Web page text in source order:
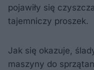
pojawiły się
tajemniczy proszek.
Jak się okazuje,
maszyny do